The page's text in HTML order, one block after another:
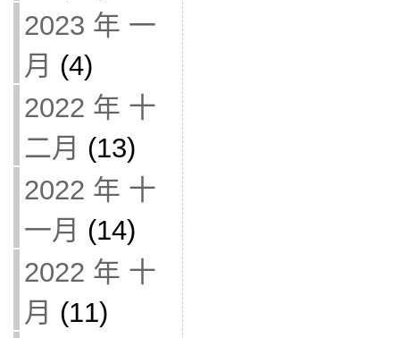
2023 年 一
月 (4)
2022 年 十
二月 (13)
2022 年 十
一月 (14)
2022 年 十
月 (11)